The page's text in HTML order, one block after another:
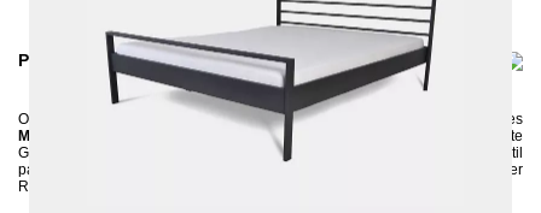
Produktinformationen
Originell, minimalistisch und modern, dies sind die Eigenschaften des
Metallbettes
. Das aus Vierkantrohren in Handarbeit gefertigte
Gestell wird in vier eleganten Farben angeboten, die perfekt zu seinem Stil
passen. Ein Metallbett, das sich durch die klaren und einfachen Linien jeder
Raumsituation anpasst. Probieren Sie es aus.